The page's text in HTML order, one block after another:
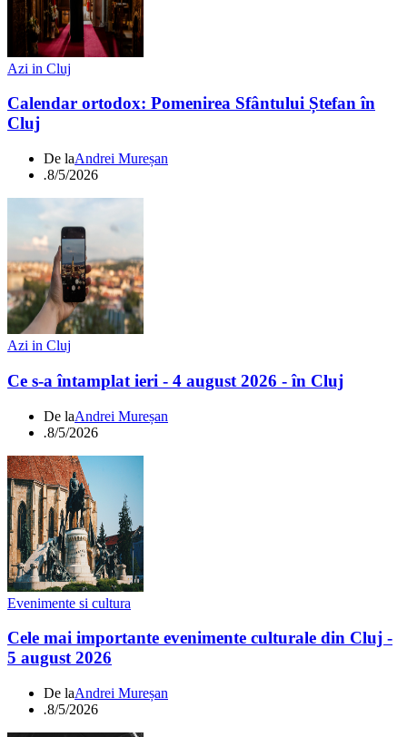
Azi in Cluj
Calendar ortodox: Pomenirea Sfântului Ștefan în
Cluj
De laAndrei Mureșan
.8/5/2026
Azi in Cluj
Ce s-a întamplat ieri - 4 august 2026 - în Cluj
De laAndrei Mureșan
.8/5/2026
Evenimente si cultura
Cele mai importante evenimente culturale din Cluj -
5 august 2026
De laAndrei Mureșan
.8/5/2026